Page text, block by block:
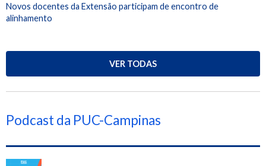
Novos docentes da Extensão participam de encontro de
alinhamento
VER TODAS
Podcast da PUC-Campinas